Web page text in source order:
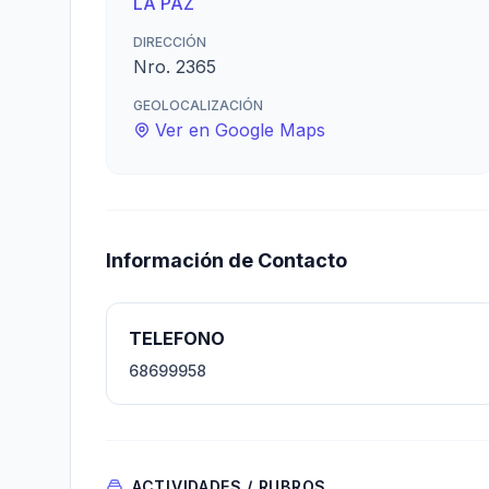
DIRECCIÓN
Nro. 2365
GEOLOCALIZACIÓN
Ver en Google Maps
Información de Contacto
TELEFONO
68699958